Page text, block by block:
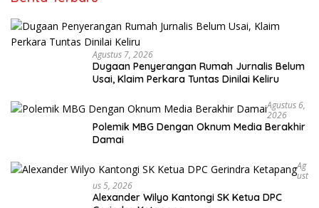
Agustus 7, 2026
Dugaan Penyerangan Rumah Jurnalis Belum
Usai, Klaim Perkara Tuntas Dinilai Keliru
Agustus 6,
2026
Polemik MBG Dengan Oknum Media Berakhir
Damai
Ag
Ust
Us 5, 2026
Alexander Wilyo Kantongi SK Ketua DPC